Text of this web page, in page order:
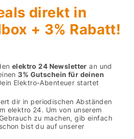
direkt in
+ 3% Rabatt!
elektro 24 Newsletter an und
3% Gutschein für deinen
Elektro-Abenteuer startet
dir in periodischen Abständen
elektro 24. Um von unserem
zu machen, gib einfach
bist du auf unserer